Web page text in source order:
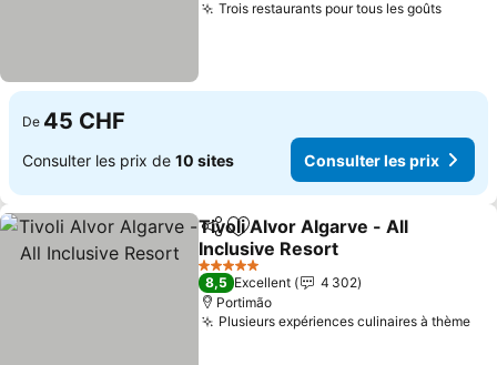
Trois restaurants pour tous les goûts
De 45 CHF
Consulter les prix de 10 sites Consulter les prix
PartagerAjouter à mes favoris
Tivoli Alvor Algarve - All
Inclusive Resort
Consulter les prix
5 Étoiles
8,5 Excellent
4 302
Portimão
Plusieurs expériences culinaires à thème